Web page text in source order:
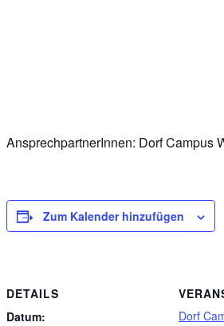
AnsprechpartnerInnen: Dorf Campus
Zum Kalender hinzufügen
DETAILS
Datum:
Dorf